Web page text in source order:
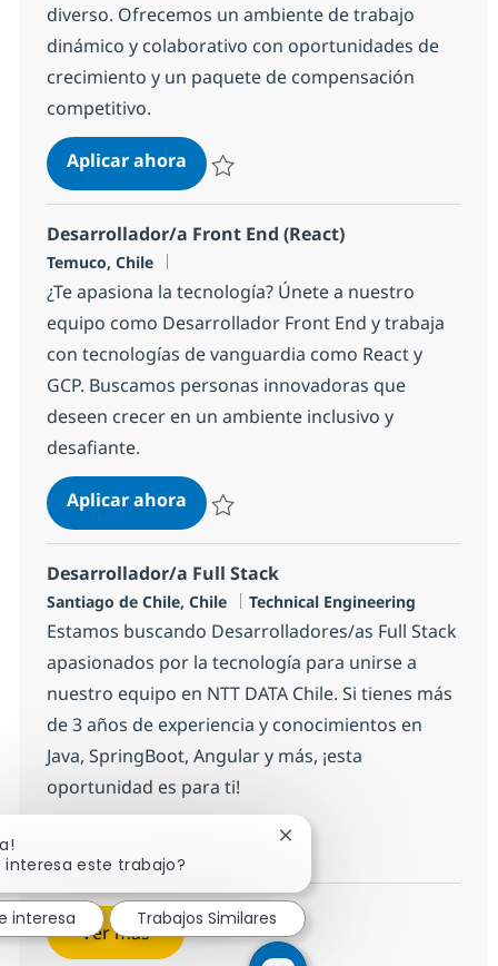
diverso. Ofrecemos un ambiente de trabajo
dinámico y colaborativo con oportunidades de
crecimiento y un paquete de compensación
competitivo.
Aplicar ahoraIngeniero/ de Datos
Desarrollador/a Front End (React)
Ubicación
Temuco, Chile
¿Te apasiona la tecnología? Únete a nuestro
equipo como Desarrollador Front End y trabaja
con tecnologías de vanguardia como React y
GCP. Buscamos personas innovadoras que
deseen crecer en un ambiente inclusivo y
desafiante.
Aplicar ahoraDesarrollador/a Front End (React)
Desarrollador/a Full Stack
Ubicación
Santiago de Chile, Chile Categoría
Technical Engineering
Estamos buscando Desarrolladores/as Full Stack
apasionados por la tecnología para unirse a
nuestro equipo en NTT DATA Chile. Si tienes más
de 3 años de experiencia y conocimientos en
Java, SpringBoot, Angular y más, ¡esta
oportunidad es para ti!
Desarrollador/a Full Stack
Ver más
interesa este trabajo?
Cerrar notificación de
interesa Trabajos Similares